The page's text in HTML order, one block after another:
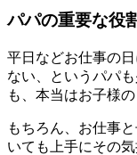
パパの重要な役
平日などお仕事の
ない、というパパ
も、本当はお子様
もちろん、お仕事
いても上手にその